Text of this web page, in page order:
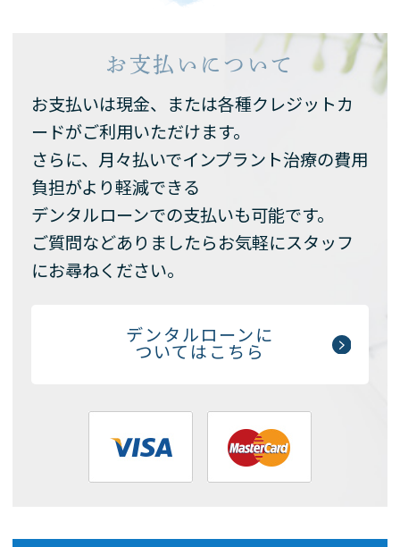
お支払いについて
お支払いは現金、または各種クレジットカ
ードがご利用いただけます。
さらに、月々払いでインプラント治療の費用
負担がより軽減できる
デンタルローンでの支払いも可能です。
ご質問などありましたらお気軽にスタッフ
にお尋ねください。
デンタルローンに
ついてはこちら